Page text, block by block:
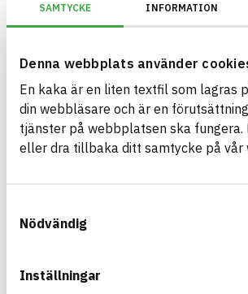
SAMTYCKE INFORMATION
Denna webbplats använder
En kaka är en liten textfil som lagras
din webbläsare och är en
tjänster på webbplatsen ska fungera.
eller dra tillbaka ditt samtycke på vår
Nödvändig
Inställningar
Filter
BREEAM SE/Generation 2017/Kriterium: Mat
Build with BASTA -
offering free and publicly available
products. The BASTA system also
and grades with regard to phasing